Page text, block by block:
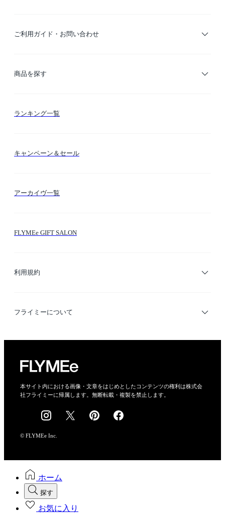
ご利用ガイド・お問い合わせ
ご利用ガイド
商品を探す
カテゴリー検索
ランキング一覧
キャンペーン＆セール
アーカイヴ一覧
FLYMEe GIFT SALON
利用規約
利用規約
フライミーについて
会社概要
採用情報
本サイト内における画像・文章をはじめとしたコンテンツの権利は株式会
社フライミーに帰属します。無断転載・複製を禁止します。
© FLYMEe Inc.
ホーム
探す
お気に入り